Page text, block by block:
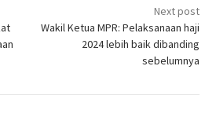
Next post
Wakil Ketua MPR: Pelaksanaan haji
2024 lebih baik dibanding
sebelumnya